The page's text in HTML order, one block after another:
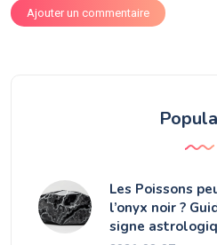
Ajouter un commentaire
Les Poissons
l’onyx noir ?
signe